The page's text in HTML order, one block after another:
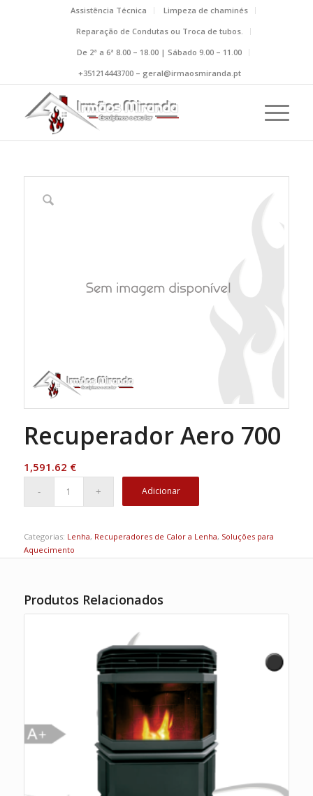
Assistência Técnica
Limpeza de chaminés
Reparação de Condutas ou Troca de tubos.
De 2ª a 6ª 8.00 – 18.00 | Sábado 9.00 – 11.00
+351214443700 – geral@irmaosmiranda.pt
Recuperador Aero 700
1,591.62 €
Adicionar
Categorias: Lenha, Recuperadores de Calor a Lenha, Soluções para
Aquecimento
Produtos Relacionados